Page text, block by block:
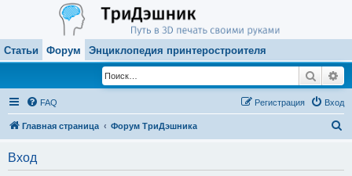
Статьи Форум Энциклопедия принтеростроителя
Поиск
FAQ Вход
Регистрация
Главная страница Форум ТриДэшника
Вход